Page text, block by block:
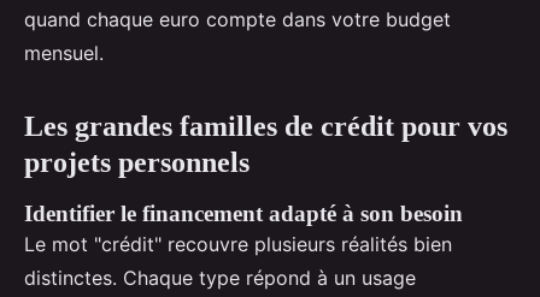
quand chaque euro compte dans votre budget
mensuel.
Les grandes familles de crédit pour vos
projets personnels
Identifier le financement adapté à son besoin
Le mot "crédit" recouvre plusieurs réalités bien
distinctes. Chaque type répond à un usage